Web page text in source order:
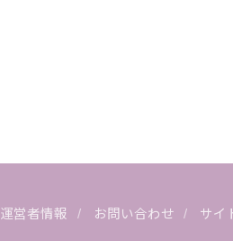
運営者情報 お問い合わせ サイ